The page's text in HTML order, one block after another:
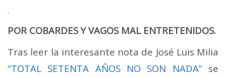
.
POR COBARDES Y VAGOS MAL ENTRETENIDOS.
Tras leer la interesante nota de José Luis Milia
“TOTAL SETENTA AÑOS NO SON NADA”se